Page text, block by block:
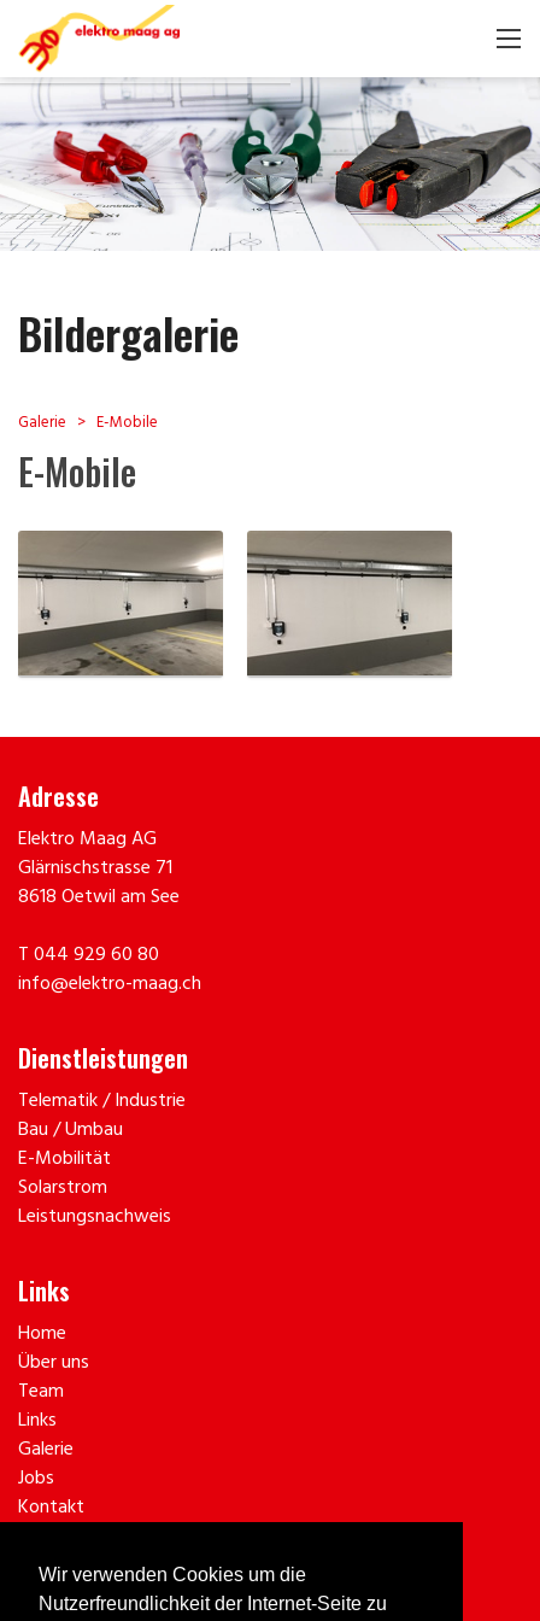
Wir verwenden Cookies um die
Nutzerfreundlichkeit der Internet-Seite zu
Bildergalerie
Galerie E-Mobile
E-Mobile
Adresse
Elektro Maag AG
Glärnischstrasse 71
8618 Oetwil am See
T044 929 60 80
info@elektro-maag.ch
Dienstleistungen
Telematik / Industrie
Bau / Umbau
E-Mobilität
Solarstrom
Leistungsnachweis
Links
Home
Über uns
Team
Links
Galerie
Jobs
Kontakt
Impressum
Datenschutzerklärung